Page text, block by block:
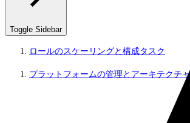
Toggle Sidebar
ロールのスケーリングと構成タスク
プラットフォームの管理とアーキテクチャ